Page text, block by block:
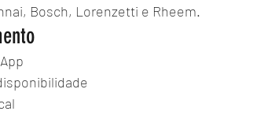
Bosch, Lorenzetti e Rheem.